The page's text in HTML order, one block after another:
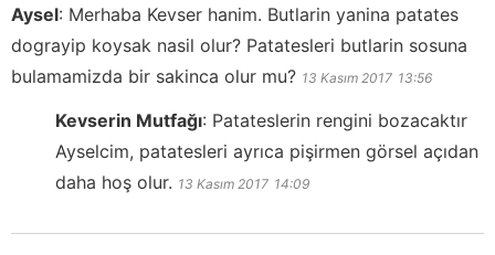
Aysel: Merhaba Kevser hanim. Butlarin yanina patates
dograyip koysak nasil olur? Patatesleri butlarin sosuna
bulamamizda bir sakinca olur mu? 13 Kasım 2017 13:56
Kevserin Mutfağı: Patateslerin rengini bozacaktır
Ayselcim, patatesleri ayrıca pişirmen görsel açıdan
daha hoş olur. 13 Kasım 2017 14:09